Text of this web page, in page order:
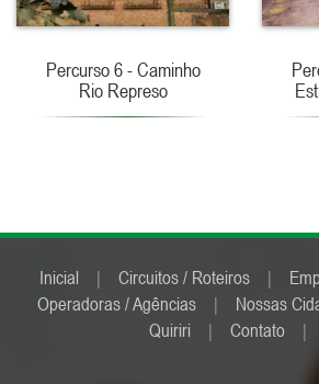
Percurso 6 - Caminho
Rio Represo
Inicial | Circuitos / Roteiros |
Operadoras / Agências
| Nossas
Quiriri
| Contato |